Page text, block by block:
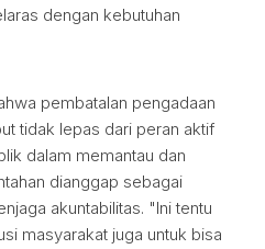
dengan kebutuhan
pembatalan pengadaan
tidak lepas dari peran aktif
dalam memantau dan
dianggap sebagai
akuntabilitas. "Ini tentu
masyarakat juga untuk bisa